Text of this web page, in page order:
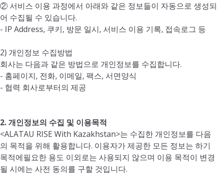
② 서비스 이용 과정에서 아래와 같은 정보들이 자동으로 생성되
어 수집될 수 있습니다.
- IP Address, 쿠키, 방문 일시, 서비스 이용 기록, 접속로그 등
2) 개인정보 수집방법
회사는 다음과 같은 방법으로 개인정보를 수집합니다.
- 홈페이지, 전화, 이메일, 팩스, 서면양식
- 협력 회사로부터의 제공
2. 개인정보의 수집 및 이용목적
<ALATAU RISE With Kazakhstan>는 수집한 개인정보를 다음
의 목적을 위해 활용합니다. 이용자가 제공한 모든 정보는 하기
목적에필요한 용도 이외로는 사용되지 않으며 이용 목적이 변경
될 시에는 사전 동의를 구할 것입니다.